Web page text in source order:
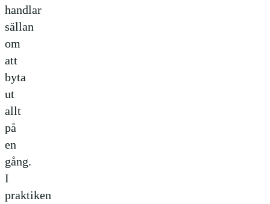
handlar
sällan
om
att
byta
ut
allt
på
en
gång.
I
praktiken